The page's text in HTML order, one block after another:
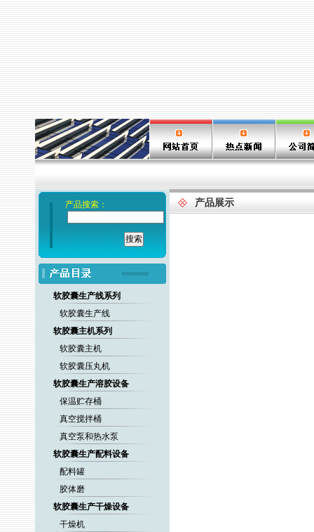
产品搜索：
软胶囊生产线系列
软胶囊生产线
软胶囊主机系列
软胶囊主机
软胶囊压丸机
软胶囊生产溶胶设备
保温贮存桶
真空搅拌桶
真空泵和热水泵
软胶囊生产配料设备
配料罐
胶体磨
软胶囊生产干燥设备
干燥机
产品展示